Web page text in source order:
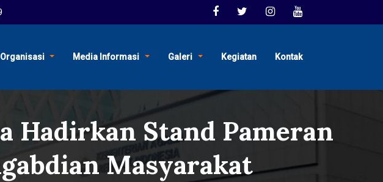
Media Informasi Galeri Kegiatan Kontak
Hadirkan Stand Pameran
Masyarakat